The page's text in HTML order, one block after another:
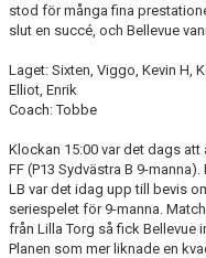
stod för många fina
slut en succé, och Bellevue
Laget: Sixten, Viggo, Kevin H,
Elliot, Enrik
Coach: Tobbe
Klockan 15:00 var det dags
FF (P13 Sydvästra B 9-
LB var det idag upp till bevis
seriespelet för 9-manna.
från Lilla Torg så fick
Planen som mer liknade en